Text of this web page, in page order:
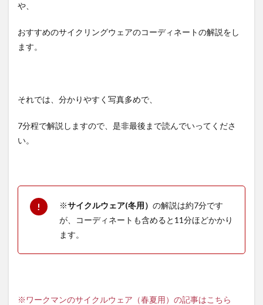
や、
おすすめのサイクリングウェアのコーディネートの解説をし
ます。
それでは、分かりやすく写真多めで、
7分程で解説しますので、是非最後まで読んでいってくださ
い。
※サイクルウェア(冬用） の解説は約7分です
が、コーディネートも含めると11分ほどかかり
ます。
※ワークマンのサイクルウェア（春夏用）の記事はこちら